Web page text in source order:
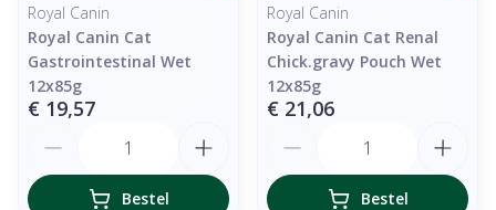
Royal Canin
Royal Canin Cat
Gastrointestinal Wet
12x85g
€ 19,57
Bestel
Royal Canin
Royal Canin Cat Renal
Chick.gravy Pouch Wet
12x85g
€ 21,06
Bestel